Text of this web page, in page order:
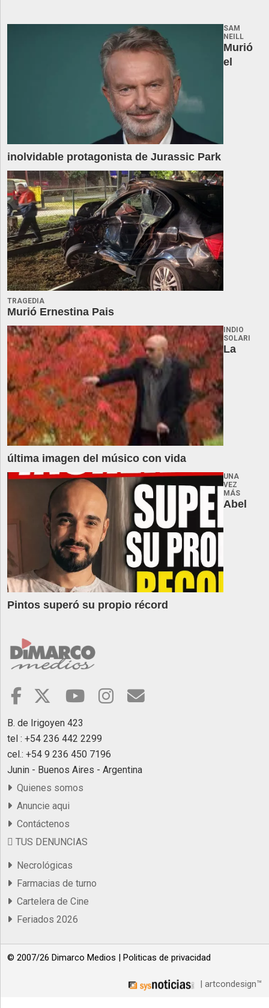
SAM
NEILL
Murió
el
inolvidable protagonista de Jurassic Park
TRAGEDIA
Murió Ernestina Pais
INDIO
SOLARI
La
última imagen del músico con vida
UNA
VEZ
MÁS
Abel
Pintos superó su propio récord
B. de Irigoyen 423
tel : +54 236 442 2299
cel.: +54 9 236 450 7196
Junin - Buenos Aires - Argentina
Quienes somos
Anuncie aqui
Contáctenos
TUS DENUNCIAS
Necrológicas
Farmacias de turno
Cartelera de Cine
Feriados 2026
© 2007/26 Dimarco Medios | Politicas de privacidad
| artcondesign™